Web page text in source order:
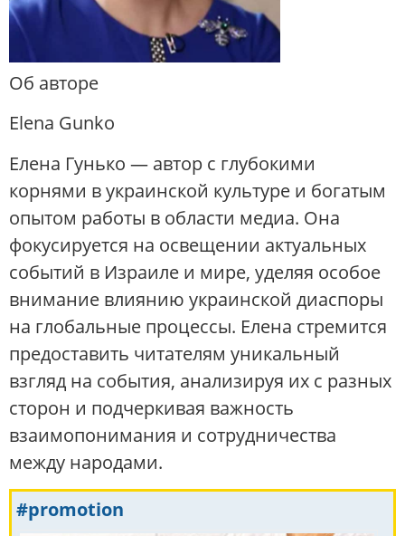
Об авторе
Elena Gunko
Елена Гунько — автор с глубокими
корнями в украинской культуре и богатым
опытом работы в области медиа. Она
фокусируется на освещении актуальных
событий в Израиле и мире, уделяя особое
внимание влиянию украинской диаспоры
на глобальные процессы. Елена стремится
предоставить читателям уникальный
взгляд на события, анализируя их с разных
сторон и подчеркивая важность
взаимопонимания и сотрудничества
между народами.
#promotion